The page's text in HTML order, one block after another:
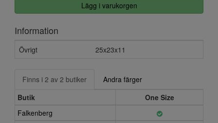
Lägg i varukorgen
Information
Övrigt 25x23x11
Finns i 2 av 2 butiker
Andra färger
Butik
One Size
Falkenberg